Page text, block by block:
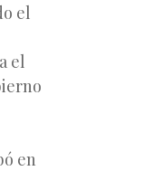
el
el
en